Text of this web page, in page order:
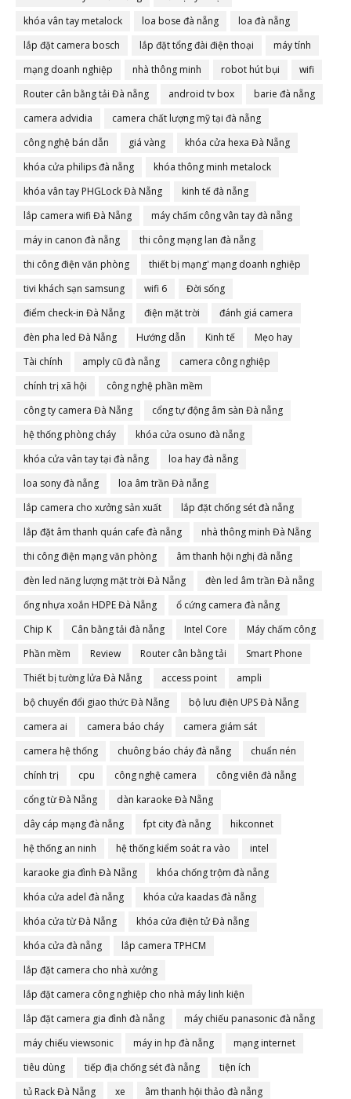
khóa vân tay metalock
loa bose đà nẵng
loa đà nẵng
lắp đặt camera bosch
lắp đặt tổng đài điện thoại
máy tính
mạng doanh nghiệp
nhà thông minh robot hút bụi
wifi
Router cân bằng tải Đà nẵng
android tv box
barie đà nẵng
camera advidia
camera chất lượng mỹ tại đà nẵng
công nghệ bán dẫn
giá vàng
khóa cửa hexa Đà Nẵng
khóa cửa philips đà nẵng
khóa thông minh metalock
khóa vân tay PHGLock Đà Nẵng
kinh tế đà nẵng
lắp camera wifi Đà Nẵng
máy chấm công vân tay đà nẵng
máy in canon đà nẵng
thi công mạng lan đà nẵng
thi công điện văn phòng
thiết bị mạng' mạng doanh nghiệp
tivi khách sạn samsung
wifi 6
Đời sống
điểm check-in Đà Nẵng
điện mặt trời
đánh giá camera
đèn pha led Đà Nẵng
Hướng dẫn Kinh tế
Mẹo hay
Tài chính
amply cũ đà nẵng
camera công nghiệp
chính trị xã hội
công nghệ phần mềm
công ty camera Đà Nẵng
cổng tự động âm sàn Đà nẵng
hệ thống phòng cháy
khóa cửa osuno đà nẵng
khóa cửa vân tay tại đà nẵng
loa hay đà nẵng
loa sony đà nẵng
loa âm trần Đà nẵng
lắp camera cho xưởng sản xuất
lắp đặt chống sét đà nẵng
lắp đặt âm thanh quán cafe đà nẵng
nhà thông minh Đà Nẵng
thi công điện mạng văn phòng
âm thanh hội nghị đà nẵng
đèn led năng lượng mặt trời Đà Nẵng
đèn led âm trần Đà nẵng
ống nhựa xoắn HDPE Đà Nẵng
ổ cứng camera đà nẵng
Chip K
Cân bằng tải đà nẵng Intel Core
Máy chấm công
Phần mềm
Review Router cân bằng tải
Smart Phone
Thiết bị tường lửa Đà Nẵng
access point
ampli
bộ chuyển đổi giao thức Đà Nẵng
bộ lưu điện UPS Đà Nẵng
camera ai
camera báo cháy
camera giám sát
camera hệ thống
chuông báo cháy đà nẵng
chuẩn nén
chính trị
cpu công nghệ camera
công viên đà nẵng
cổng từ Đà Nẵng
dàn karaoke Đà Nẵng
dây cáp mạng đà nẵng
fpt city đà nẵng
hikconnet
hệ thống an ninh
hệ thống kiểm soát ra vào
intel
karaoke gia đình Đà Nẵng
khóa chống trộm đà nẵng
khóa cửa adel đà nẵng
khóa cửa kaadas đà nẵng
khóa cửa từ Đà Nẵng
khóa cửa điện tử Đà nẵng
khóa cửa đà nẵng
lắp camera TPHCM
lắp đặt camera cho nhà xưởng
lắp đặt camera công nghiệp cho nhà máy linh kiện
lắp đặt camera gia đình đà nẵng
máy chiếu panasonic đà nẵng
máy chiếu viewsonic
máy in hp đà nẵng
mạng internet
tiêu dùng
tiếp địa chống sét đà nẵng
tiện ích
tủ Rack Đà Nẵng
xe
âm thanh hội thảo đà nẵng